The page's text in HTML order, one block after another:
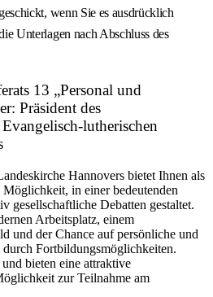
wenn Sie es ausdrücklich
Unterlagen nach Abschluss des
13 „Personal und
Präsident des
lutherischen
Hannovers bietet Ihnen als
in einer bedeutenden
gesellschaftliche Debatten gestaltet.
Arbeitsplatz, einem
und der Chance auf persönliche und
Fortbildungsmöglichkeiten.
bieten eine attraktive
zur Teilnahme am